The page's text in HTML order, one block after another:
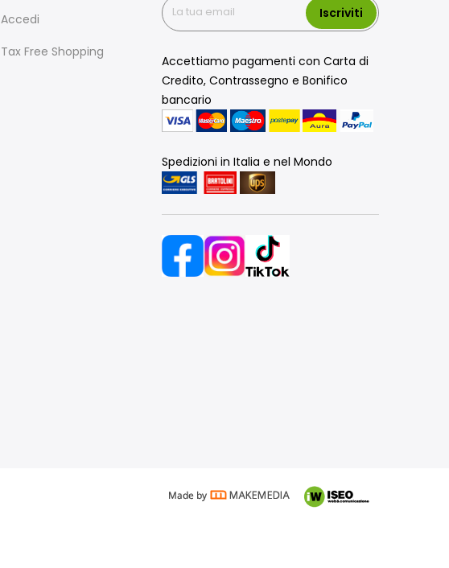
Accedi
Tax Free Shopping
Iscriviti
Accettiamo pagamenti con Carta di
Credito, Contrassegno e Bonifico
bancario
Spedizioni in Italia e nel Mondo